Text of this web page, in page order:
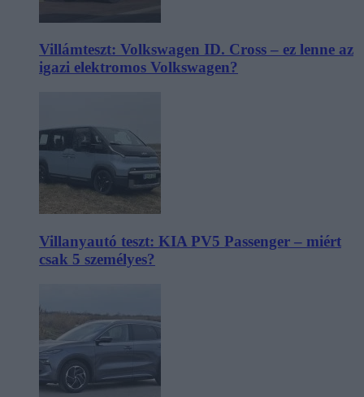
Villámteszt: Volkswagen ID. Cross – ez lenne az
igazi elektromos Volkswagen?
Villanyautó teszt: KIA PV5 Passenger – miért
csak 5 személyes?